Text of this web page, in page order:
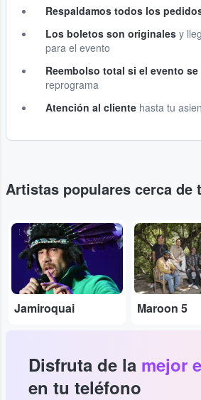
Respaldamos todos los
Los boletos son originales y
para el evento
Reembolso total si el evento se
reprograma
Atención al cliente hasta tu
Artistas populares cerca de
...
Jamiroquai
...
Maroon 5
Disfruta de la mejor
en tu teléfono